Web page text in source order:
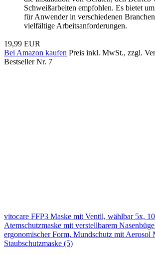
Schweißarbeiten empfohlen. Es bietet
für Anwender in verschiedenen
vielfältige Arbeitsanforderungen.
19,99 EUR
Bei Amazon kaufen Preis inkl. MwSt., zzgl.
Bestseller Nr. 7
vitocare FFP3 Maske mit Ventil, wählbar 5x,
Atemschutzmaske mit verstellbarem
ergonomischer Form, Mundschutz mit Aerosol
Staubschutzmaske (5)